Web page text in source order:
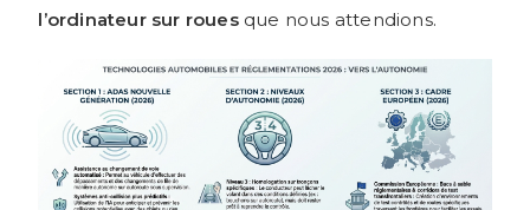
l’ordinateur sur rouesque nous attendions.